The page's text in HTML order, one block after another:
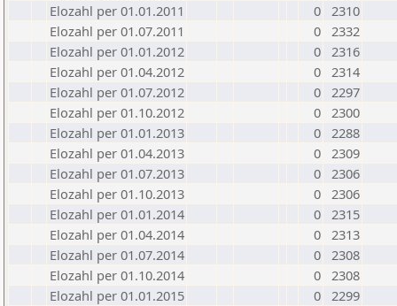
Elozahl per 01.01.2011
0 2310
Elozahl per 01.07.2011
0 2332
Elozahl per 01.01.2012
0 2316
Elozahl per 01.04.2012
0 2314
Elozahl per 01.07.2012
0 2297
Elozahl per 01.10.2012
0 2300
Elozahl per 01.01.2013
0 2288
Elozahl per 01.04.2013
0 2309
Elozahl per 01.07.2013
0 2306
Elozahl per 01.10.2013
0 2306
Elozahl per 01.01.2014
0 2315
Elozahl per 01.04.2014
0 2313
Elozahl per 01.07.2014
0 2308
Elozahl per 01.10.2014
0 2308
Elozahl per 01.01.2015
0 2299